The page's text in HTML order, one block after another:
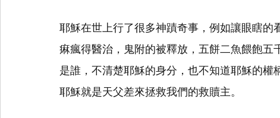
耶穌在世上行了很多神蹟奇事，例如讓眼瞎的
痳瘋得醫治，鬼附的被釋放，五餅二魚餵飽
是誰，不清楚耶穌的身分，也不知道耶穌的
耶穌就是天父差來拯救我們的救贖主。